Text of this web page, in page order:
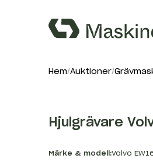
Hem Auktioner
Hjulgrävare
Märke & modell:Volvo